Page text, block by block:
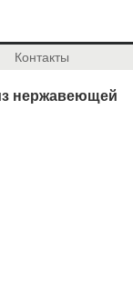
Контакты
нержавеющей